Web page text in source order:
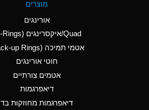
Aluminum Nitrate
(Aqueous)
Aluminum Phosphate
מוצרים
אורינגים
Quad/איקסרינגים (X-Rings)
אטמי תמיכה (Back-up Rings)
חוטי אורינגים
אטמים צורתיים
דיאפרגמות
דיאפרגמות מחוזקות בד